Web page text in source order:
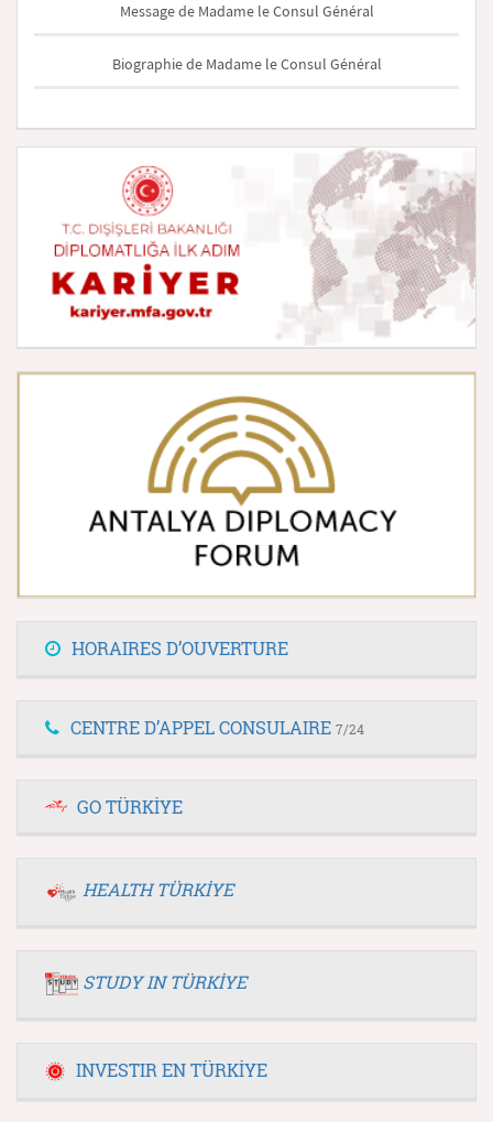
Message de Madame le Consul Général
Biographie de Madame le Consul Général
HORAIRES D’OUVERTURE
CENTRE D’APPEL CONSULAIRE 7/24
GO TÜRKİYE
HEALTH TÜRKİYE
STUDY IN TÜRKİYE
INVESTIR EN TÜRKİYE